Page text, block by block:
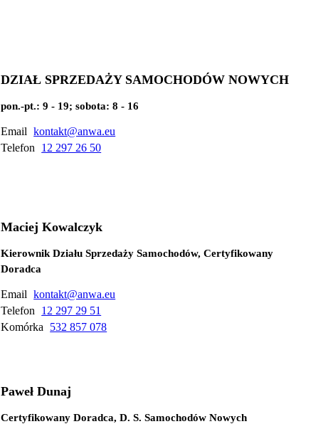
DZIAŁ SPRZEDAŻY SAMOCHODÓW NOWYCH
pon.-pt.: 9 - 19; sobota: 8 - 16
Email kontakt@anwa.eu
Telefon
12 297 26 50
Maciej Kowalczyk
Kierownik Działu Sprzedaży Samochodów, Certyfikowany
Doradca
Email kontakt@anwa.eu
Telefon
12 297 29 51
Komórka
532 857 078
Paweł Dunaj
Certyfikowany Doradca, D. S. Samochodów Nowych